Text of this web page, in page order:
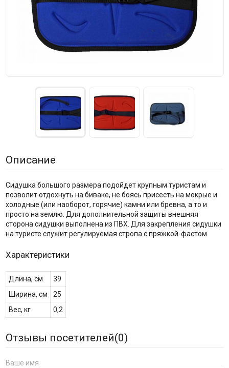
Описание
Сидушка большого размера подойдет крупным туристам и
позволит отдохнуть на биваке, не боясь присесть на мокрые и
холодные (или наоборот, горячие) камни или бревна, а то и
просто на землю. Для дополнительной защиты внешняя
сторона сидушки выполнена из ПВХ. Для закрепления сидушки
на туристе служит регулируемая стропа с пряжкой-фастом.
Характеристики
Длина, см
39
Ширина, см
25
Вес, кг
0,2
Отзывы посетителей(0)
Ваше имя